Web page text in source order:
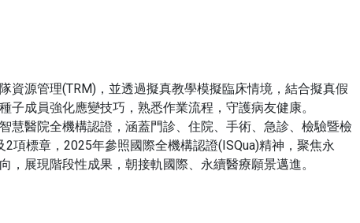
資源管理(TRM)，並透過擬真教學模擬臨床情境，結合擬真假
子成員強化應變技巧，熟悉作業流程，守護病友健康。
慧醫院全機構認證，涵蓋門診、住院、手術、急診、檢驗暨檢
項標章，2025年參照國際全機構認證(ISQua)精神，聚焦永
，展現階段性成果，朝接軌國際、永續醫療願景邁進。